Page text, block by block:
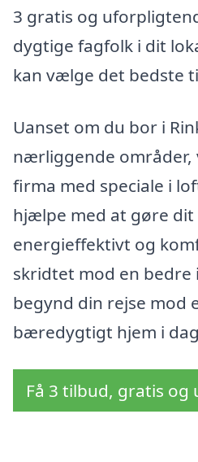
3 gratis og
dygtige fagfolk i dit
kan vælge det bedste
Uanset om du bor i
nærliggende områder,
firma med speciale i
hjælpe med at gøre dit
energieffektivt og
skridtet mod en bedre
begynd din rejse mod
bæredygtigt hjem i
Få 3 tilbud, gratis